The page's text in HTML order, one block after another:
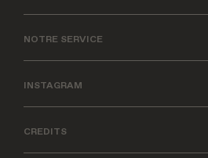
NOTRE SERVICE
INSTAGRAM
CREDITS